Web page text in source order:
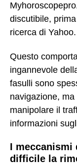
discutibile,
ricerca di Yahoo.
Questo
ingannevole
fasulli sono
navigazione,
manipolare il
informazioni
I meccanismi
difficile la